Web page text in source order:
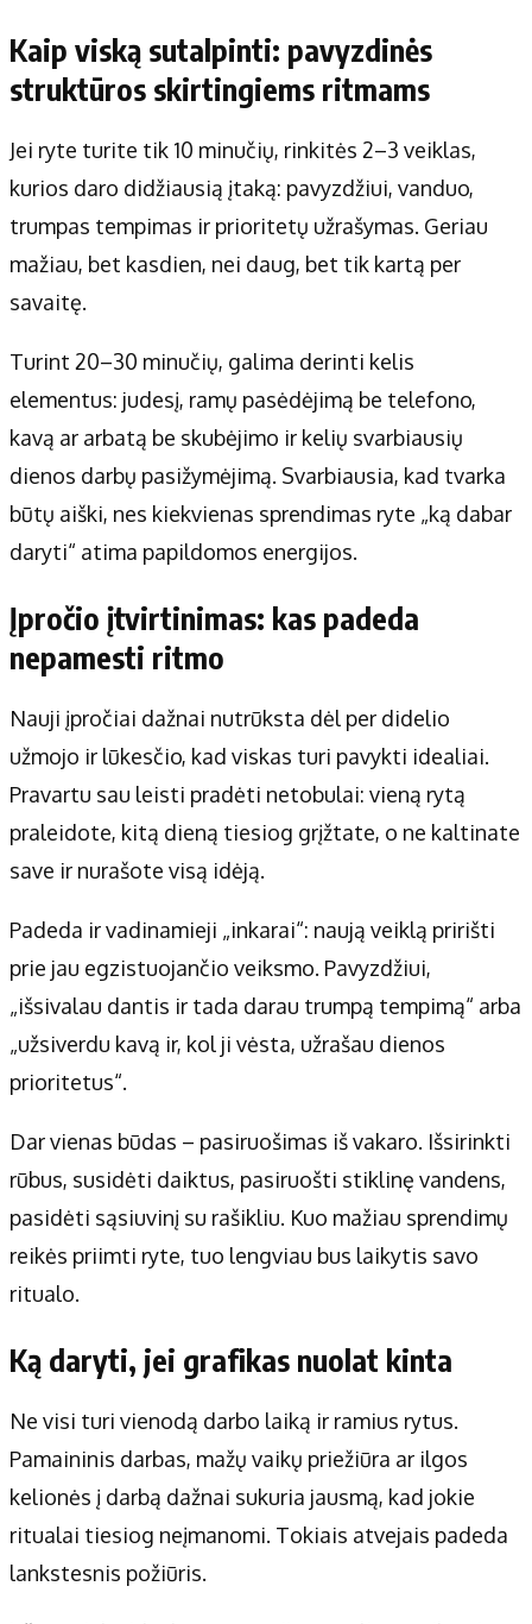
Kaip viską sutalpinti: pavyzdinės
struktūros skirtingiems ritmams
Jei ryte turite tik 10 minučių, rinkitės 2–3 veiklas,
kurios daro didžiausią įtaką: pavyzdžiui, vanduo,
trumpas tempimas ir prioritetų užrašymas. Geriau
mažiau, bet kasdien, nei daug, bet tik kartą per
savaitę.
Turint 20–30 minučių, galima derinti kelis
elementus: judesį, ramų pasėdėjimą be telefono,
kavą ar arbatą be skubėjimo ir kelių svarbiausių
dienos darbų pasižymėjimą. Svarbiausia, kad tvarka
būtų aiški, nes kiekvienas sprendimas ryte „ką dabar
daryti“ atima papildomos energijos.
Įpročio įtvirtinimas: kas padeda
nepamesti ritmo
Nauji įpročiai dažnai nutrūksta dėl per didelio
užmojo ir lūkesčio, kad viskas turi pavykti idealiai.
Pravartu sau leisti pradėti netobulai: vieną rytą
praleidote, kitą dieną tiesiog grįžtate, o ne kaltinate
save ir nurašote visą idėją.
Padeda ir vadinamieji „inkarai“: naują veiklą pririšti
prie jau egzistuojančio veiksmo. Pavyzdžiui,
„išsivalau dantis ir tada darau trumpą tempimą“ arba
„užsiverdu kavą ir, kol ji vėsta, užrašau dienos
prioritetus“.
Dar vienas būdas – pasiruošimas iš vakaro. Išsirinkti
rūbus, susidėti daiktus, pasiruošti stiklinę vandens,
pasidėti sąsiuvinį su rašikliu. Kuo mažiau sprendimų
reikės priimti ryte, tuo lengviau bus laikytis savo
ritualo.
Ką daryti, jei grafikas nuolat kinta
Ne visi turi vienodą darbo laiką ir ramius rytus.
Pamaininis darbas, mažų vaikų priežiūra ar ilgos
kelionės į darbą dažnai sukuria jausmą, kad jokie
ritualai tiesiog neįmanomi. Tokiais atvejais padeda
lankstesnis požiūris.